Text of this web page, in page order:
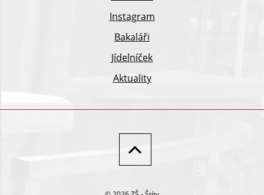
Instagram
Bakaláři
Jídelníček
Aktuality